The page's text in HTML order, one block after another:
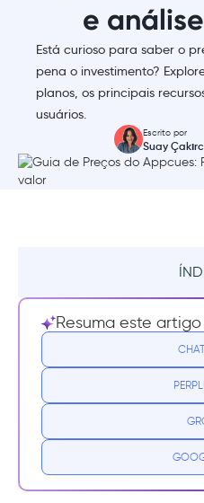
e
Está curioso para saber o
pena o investimento?
planos, os principais
usuários.
Escrito por
Suay
Resumo
O que é o Appcues?
Para que o
Desafios comuns
Resuma este